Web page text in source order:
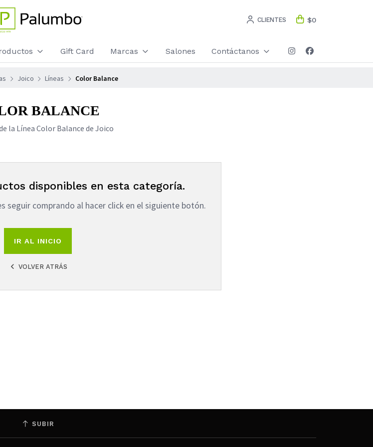
CLIENTES $0
Gift Card Marcas Salones Contáctanos
Joico Líneas Color Balance
BALANCE
la Línea Color Balance de Joico
disponibles en esta categoría.
seguir comprando al hacer click en el siguiente botón.
IR AL INICIO
VOLVER ATRÁS
SUBIR